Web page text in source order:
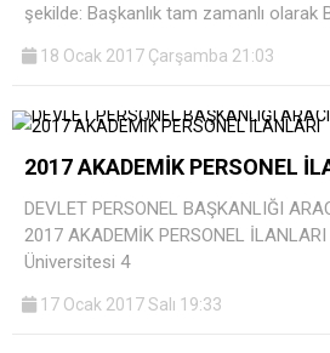
şekilde: Başkanlık tam zamanlı olarak
18 Ocak 2017 Çarşamba 21:03
2017 AKADEMİK PERSONEL
DEVLET PERSONEL BAŞKANLIĞI
2017 AKADEMİK PERSONEL
Üniversitesi 4
17 Ocak 2017 Salı 19:33